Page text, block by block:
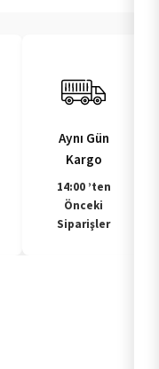
Aynı Gün
Kargo
14:00 ’ten
Önceki
Siparişler